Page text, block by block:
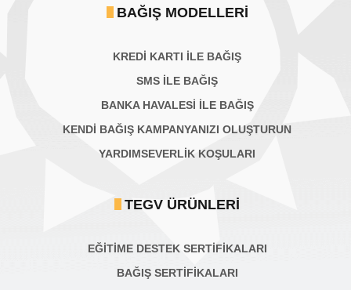
BAĞIŞ MODELLERI
KREDİ KARTI İLE BAĞIŞ
SMS İLE BAĞIŞ
BANKA HAVALESİ İLE BAĞIŞ
KENDİ BAĞIŞ KAMPANYANIZI OLUŞTURUN
YARDIMSEVERLİK KOŞULARI
TEGV ÜRÜNLERI
EĞİTİME DESTEK SERTİFİKALARI
BAĞIŞ SERTIFIKALARI